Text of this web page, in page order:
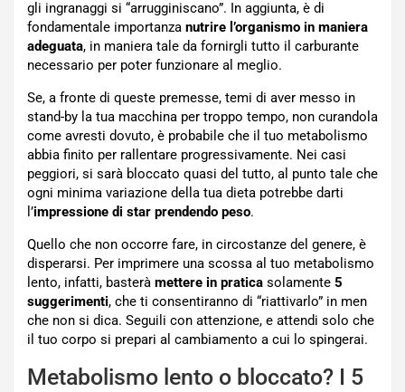
gli ingranaggi si “arrugginiscano”. In aggiunta, è di
fondamentale importanza nutrire l’organismo in maniera
adeguata, in maniera tale da fornirgli tutto il carburante
necessario per poter funzionare al meglio.
Se, a fronte di queste premesse, temi di aver messo in
stand-by la tua macchina per troppo tempo, non curandola
come avresti dovuto, è probabile che il tuo metabolismo
abbia finito per rallentare progressivamente. Nei casi
peggiori, si sarà bloccato quasi del tutto, al punto tale che
ogni minima variazione della tua dieta potrebbe darti
l’impressione di star prendendo peso.
Quello che non occorre fare, in circostanze del genere, è
disperarsi. Per imprimere una scossa al tuo metabolismo
lento, infatti, basterà mettere in pratica solamente 5
suggerimenti, che ti consentiranno di “riattivarlo” in men
che non si dica. Seguili con attenzione, e attendi solo che
il tuo corpo si prepari al cambiamento a cui lo spingerai.
Metabolismo lento o bloccato? I 5